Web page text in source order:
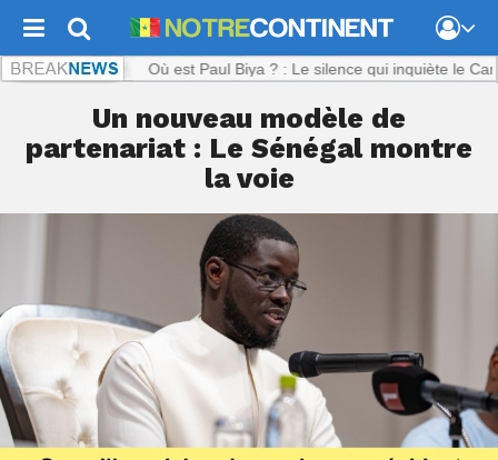
: Où est Paul Biya ? : Le silence qui inquiète le Cameroun
Un nouveau modèle de
partenariat : Le Sénégal montre
la voie